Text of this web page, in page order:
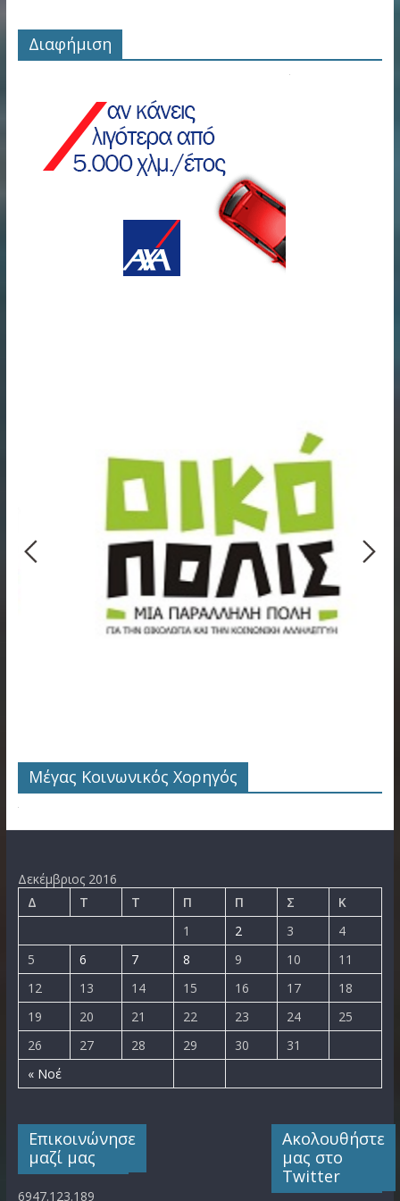
Διαφήμιση
Μέγας Κοινωνικός Χορηγός
Δεκέμβριος 2016
Δ
Τ Τ Π Π Σ Κ
« Νοέ
1 2 3
4
5
6 7 8 9 10
11
12
13 14 15 16 17
18
19
20 21 22 23 24
25
26
27 28 29 30 31
Επικοινώνησε
μαζί μας
6947.123.189
Ακολουθήστε
μας στο
Twitter